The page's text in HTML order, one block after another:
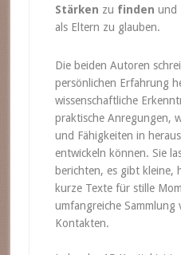
Stärken zu finden und
als Eltern zu glauben.
Die beiden Autoren
persönlichen Erfahrung
wissenschaftliche
praktische Anregungen,
und Fähigkeiten in
entwickeln können. Sie
berichten, es gibt kleine,
kurze Texte für stille
umfangreiche Sammlung
Kontakten.